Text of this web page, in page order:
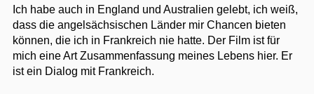
Ich habe auch in England und Australien gelebt, ich weiß,
dass die angelsächsischen Länder mir Chancen bieten
können, die ich in Frankreich nie hatte. Der Film ist für
mich eine Art Zusammenfassung meines Lebens hier. Er
ist ein Dialog mit Frankreich.